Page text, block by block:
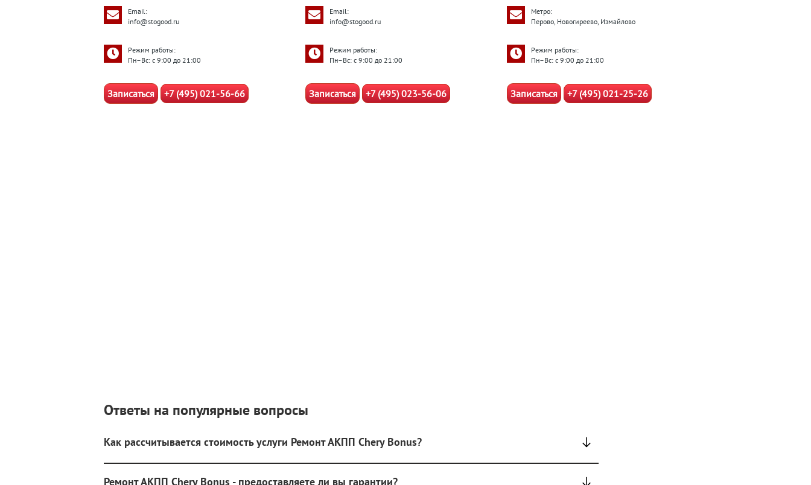
Email:
info@stogood.ru
Режим работы:
Пн–Вс: с 9:00 до 21:00
Записаться +7 (495) 021-56-66
Email:
info@stogood.ru
Режим работы:
Пн–Вс: с 9:00 до 21:00
Записаться +7 (495) 023-56-06
Метро:
Перово, Новогиреево, Измайлово
Режим работы:
Пн–Вс: с 9:00 до 21:00
Записаться +7 (495) 021-25-26
Ответы на популярные вопросы
Как рассчитывается стоимость услуги Ремонт АКПП Chery Bonus?
Ремонт АКПП Chery Bonus - предоставляете ли вы гарантии?